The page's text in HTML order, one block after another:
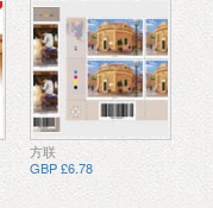
方联
GBP £6.78